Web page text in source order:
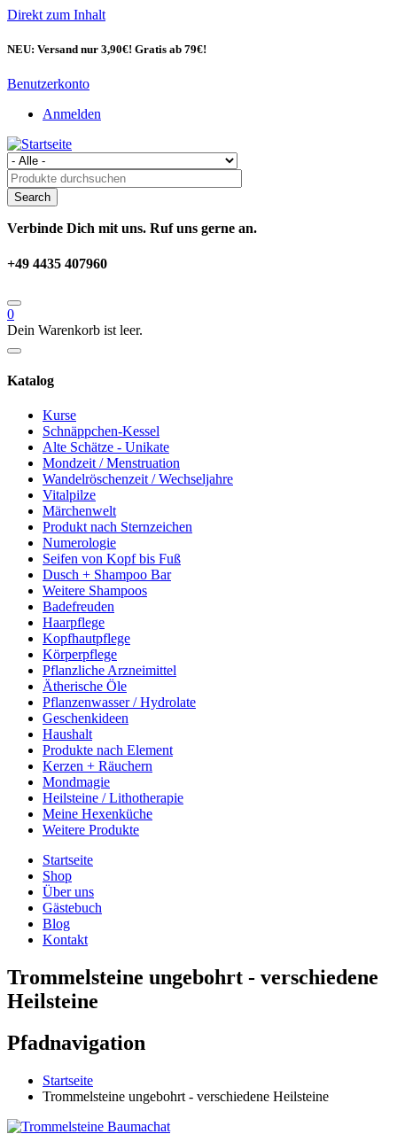
Direkt zum Inhalt
NEU: Versand nur 3,90€! Gratis ab 79€!
Benutzerkonto
Anmelden
Verbinde Dich mit uns. Ruf uns gerne an.
+49 4435 407960
0
Dein Warenkorb ist leer.
Katalog
Kurse
Schnäppchen-Kessel
Alte Schätze - Unikate
Mondzeit / Menstruation
Wandelröschenzeit / Wechseljahre
Vitalpilze
Märchenwelt
Produkt nach Sternzeichen
Numerologie
Seifen von Kopf bis Fuß
Dusch + Shampoo Bar
Weitere Shampoos
Badefreuden
Haarpflege
Kopfhautpflege
Körperpflege
Pflanzliche Arzneimittel
Ätherische Öle
Pflanzenwasser / Hydrolate
Geschenkideen
Haushalt
Produkte nach Element
Kerzen + Räuchern
Mondmagie
Heilsteine / Lithotherapie
Meine Hexenküche
Weitere Produkte
Startseite
Shop
Über uns
Gästebuch
Blog
Kontakt
Trommelsteine ungebohrt - verschiedene
Heilsteine
Pfadnavigation
Startseite
Trommelsteine ungebohrt - verschiedene Heilsteine